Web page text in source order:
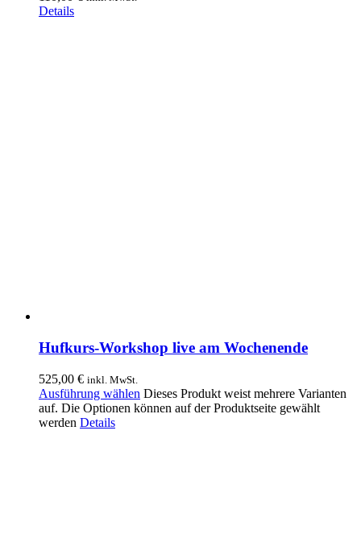
Details
Hufkurs-Workshop live am Wochenende
525,00 € inkl. MwSt.
Ausführung wählen Dieses Produkt weist mehrere Varianten
auf. Die Optionen können auf der Produktseite gewählt
werden Details